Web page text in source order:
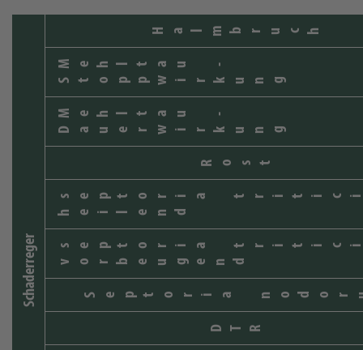
Schaderreger
DTR
Septoria
septoria
vorbeugend
septoria
heilend
Rost
Mehltau -
Dauerwirkung
Mehltau -
Stoppwirkung
Halmbruch